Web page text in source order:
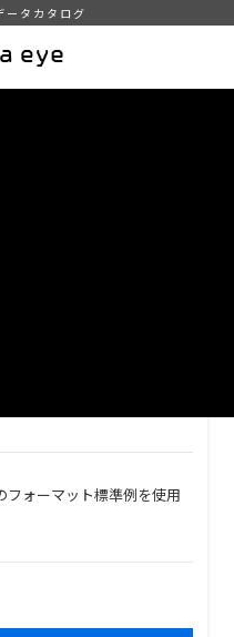
ータカタログ
フォーマット標準例を使用